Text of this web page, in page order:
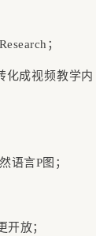
；
化成视频教学内
语言P图；
放；